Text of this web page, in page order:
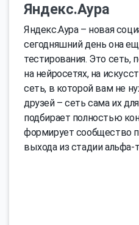
Яндекс.Аура
Яндекс.Аура – новая
сегодняшний день она
тестирования. Это сеть,
на нейросетях, на
сеть, в которой вам не
друзей – сеть сама их
подбирает полностью
формирует сообщество
выхода из стадии альфа-